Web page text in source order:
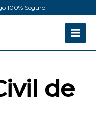
100% Seguro
de